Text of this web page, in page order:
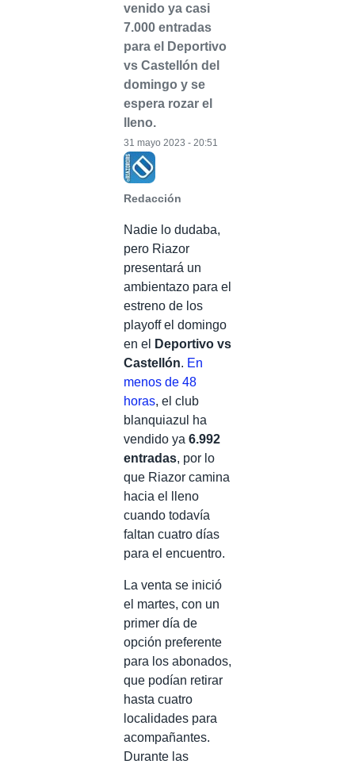
venido ya casi
7.000 entradas
para el Deportivo
vs Castellón del
domingo y se
espera rozar el
lleno.
Redacción
31 mayo 2023 - 20:51
Nadie lo dudaba,
pero Riazor
presentará un
ambientazo para el
estreno de los
playoff el domingo
en el
Deportivo vs
Castellón. En
menos de 48
horas, el club
blanquiazul ha
vendido ya 6.992
entradas, por lo
que Riazor camina
hacia el lleno
cuando todavía
faltan cuatro días
para el encuentro.
La venta se inició
el martes, con un
primer día de
opción preferente
para los abonados,
que podían retirar
hasta cuatro
localidades para
acompañantes.
Durante las